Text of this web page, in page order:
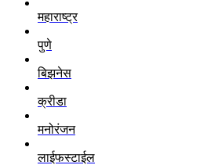
महाराष्ट्र
पुणे
बिझनेस
क्रीडा
मनोरंजन
लाईफस्टाईल